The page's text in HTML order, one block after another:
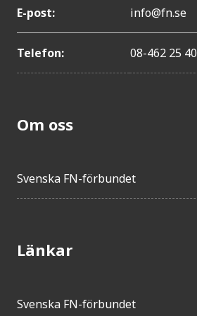
E-post: info@fn.se
Telefon: 08-462 25 40
Om oss
Svenska FN-förbundet
Länkar
Svenska FN-förbundet